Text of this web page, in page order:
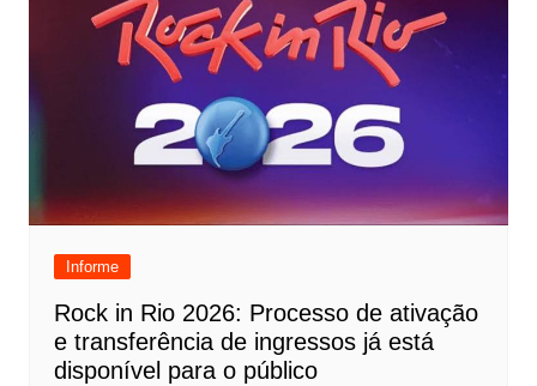
Informe
Rock in Rio 2026: Processo de ativação
e transferência de ingressos já está
disponível para o público